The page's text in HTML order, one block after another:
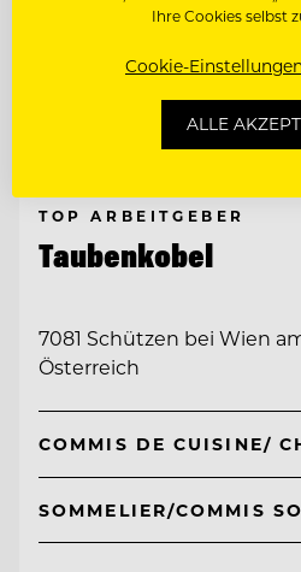
TOP ARBEITGEBER
Taubenkobel
7081 Schützen bei Wien
Österreich
COMMIS DE CUISINE/
SOMMELIER/COMMIS
Ihre Cookies selbst
Cookie-Einstellungen
ALLE